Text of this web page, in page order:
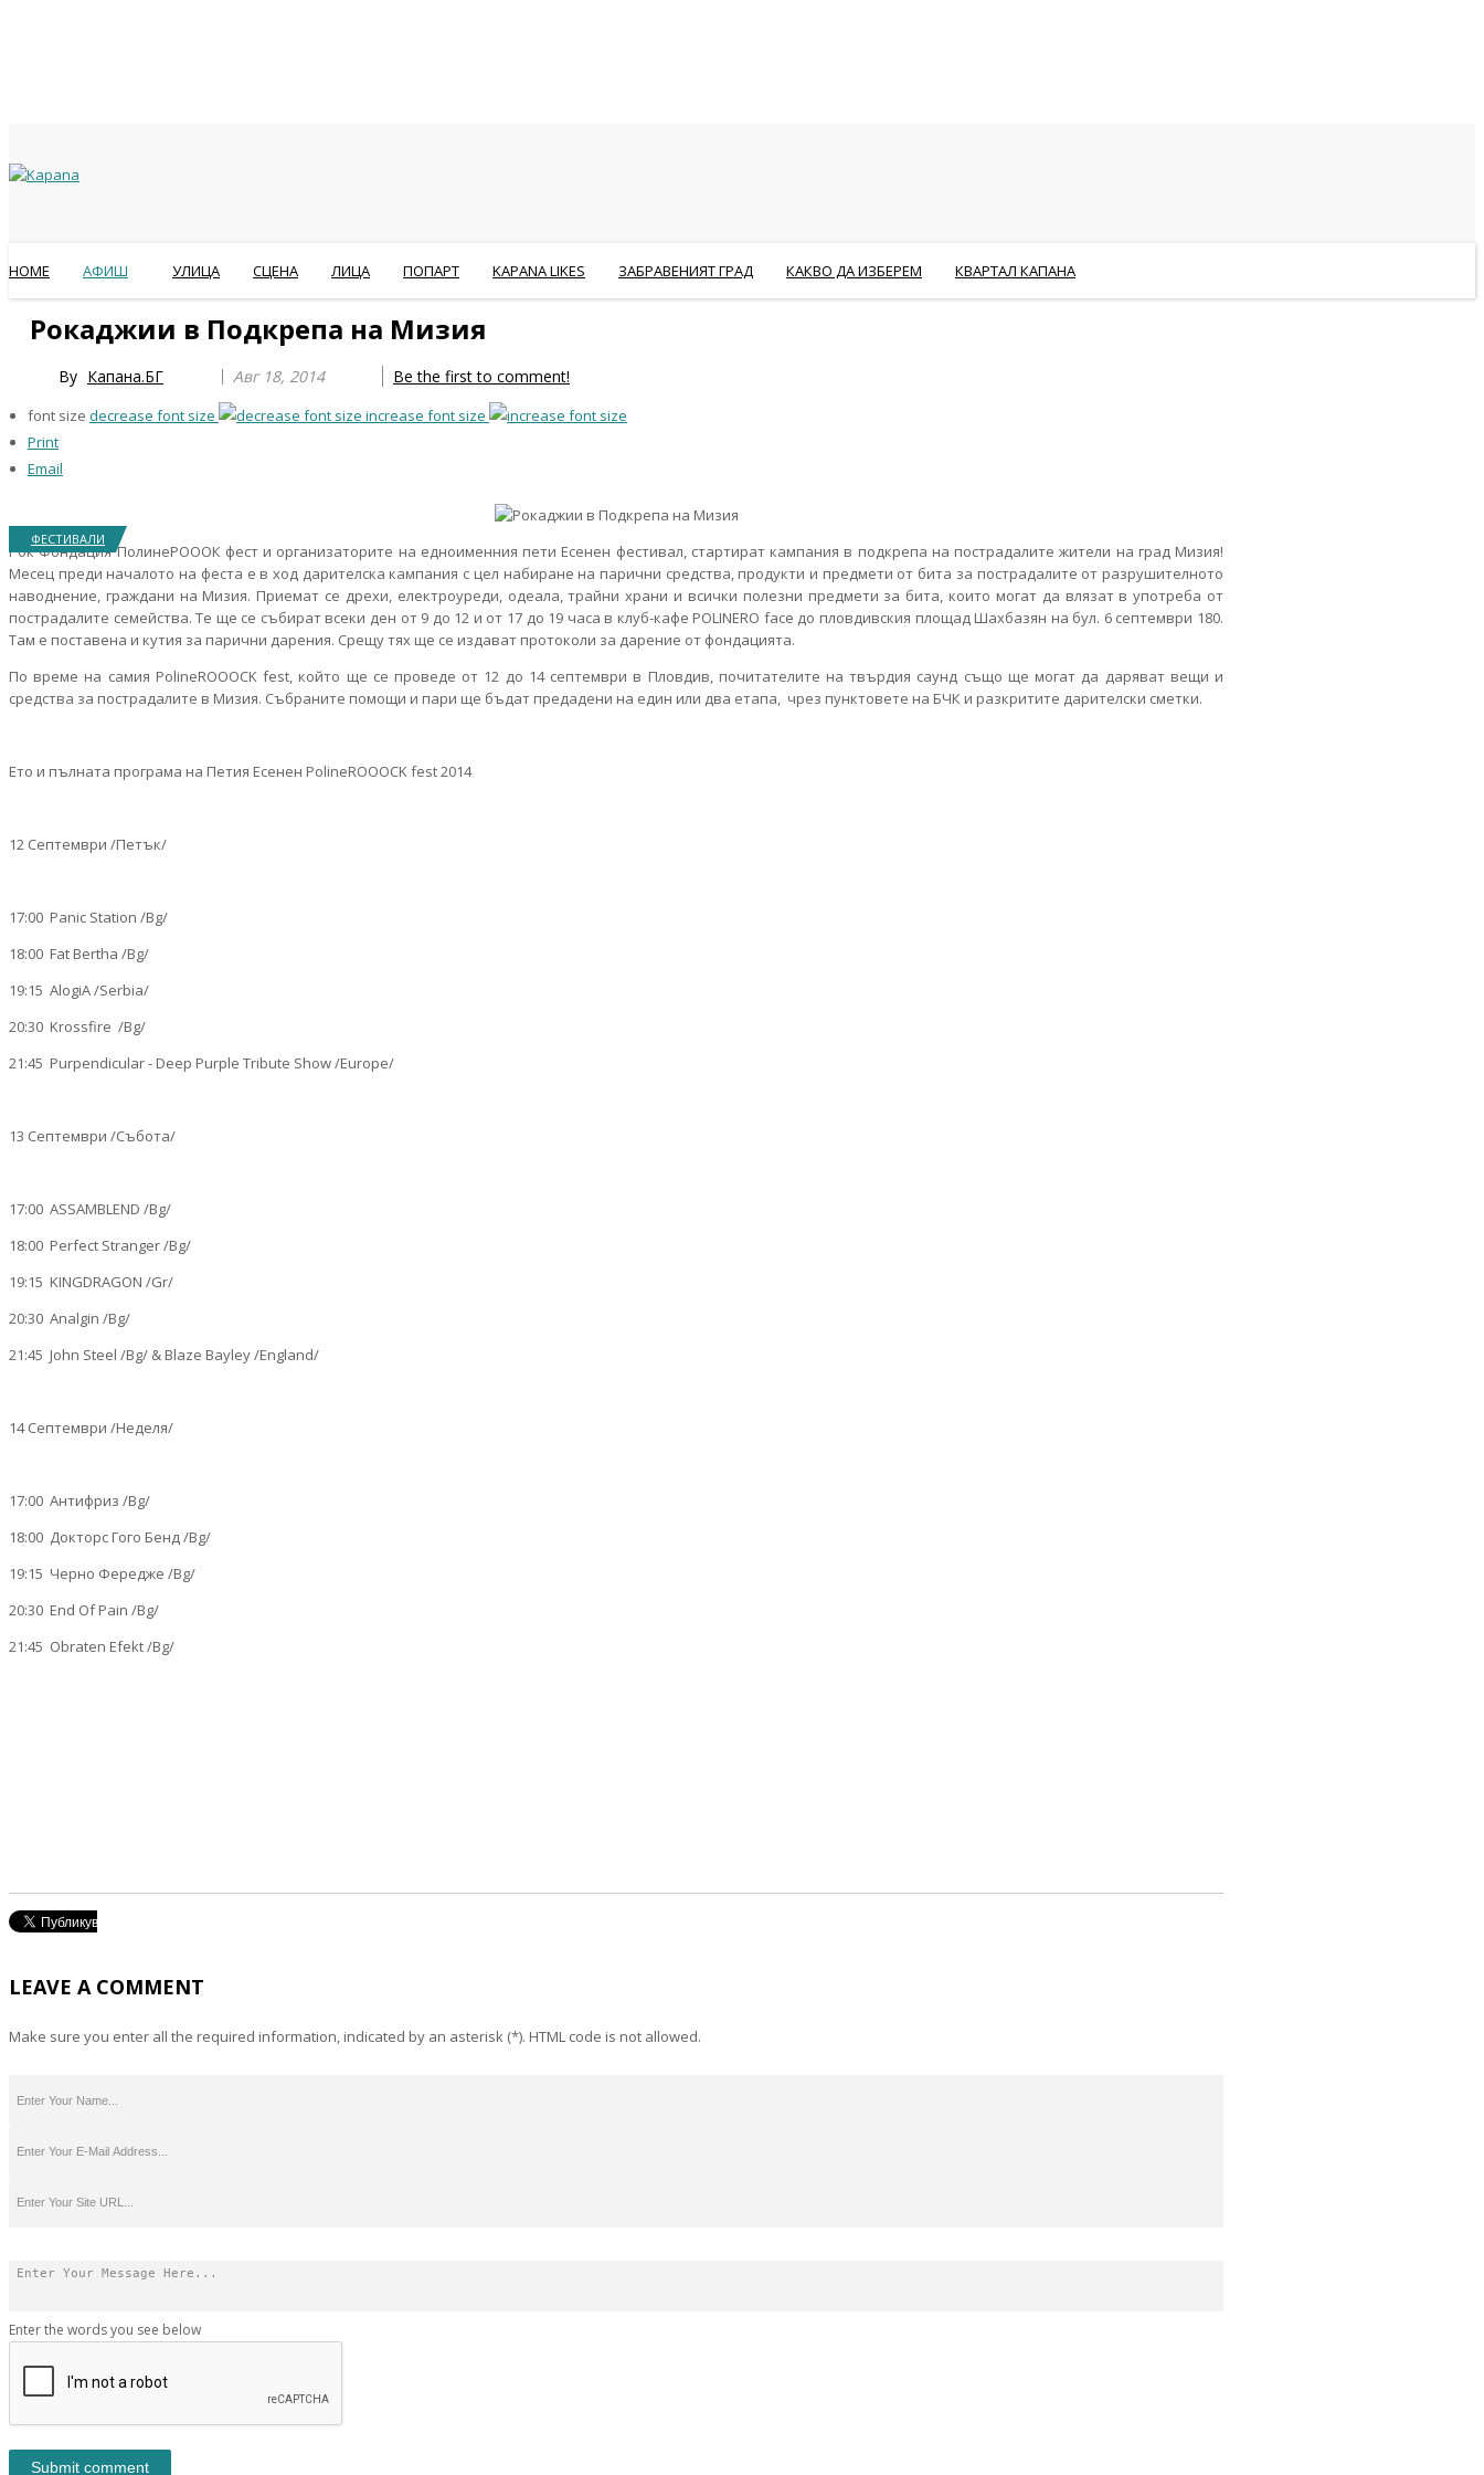
HOME АФИШ УЛИЦА СЦЕНА ЛИЦА ПОПАРТ KAPANA LIKES ЗАБРАВЕНИЯТ ГРАД КАКВО ДА ИЗБЕРЕМ КВАРТАЛ КАПАНА
Рокаджии в Подкрепа на Мизия
By Капана.БГ Авг 18, 2014 Be the first to comment!
font size decrease font size
increase font size
Print
Email
ФЕСТИВАЛИ
Рок Фондация ПолинеРОООК фест и организаторите на едноименния пети Есенен фестивал, стартират кампания в подкрепа на пострадалите жители на град Мизия!
Месец преди началото на феста е в ход дарителска кампания с цел набиране на парични средства, продукти и предмети от бита за пострадалите от разрушителното
наводнение, граждани на Мизия. Приемат се дрехи, електроуреди, одеала, трайни храни и всички полезни предмети за бита, които могат да влязат в употреба от
пострадалите семейства. Те ще се събират всеки ден от 9 до 12 и от 17 до 19 часа в клуб-кафе POLINERO face до пловдивския площад Шахбазян на бул. 6 септември 180.
Там е поставена и кутия за парични дарения. Срещу тях ще се издават протоколи за дарение от фондацията.
По време на самия PolineROOOCK fest, който ще се проведе от 12 до 14 септември в Пловдив, почитателите на твърдия саунд също ще могат да даряват вещи и
средства за пострадалите в Мизия. Събраните помощи и пари ще бъдат предадени на един или два етапа, чрез пунктовете на БЧК и разкритите дарителски сметки.
Ето и пълната програма на Петия Есенен PolineROOOCK fest 2014
12 Септември /Петък/
17:00 Panic Station /Bg/
18:00 Fat Bertha /Bg/
19:15 AlogiA /Serbia/
20:30 Krossfire /Bg/
21:45 Purpendicular - Deep Purple Tribute Show /Europе/
13 Септември /Събота/
17:00 ASSAMBLEND /Bg/
18:00 Perfect Stranger /Bg/
19:15 KINGDRAGON /Gr/
20:30 Analgin /Bg/
21:45 John Steel /Bg/ & Blaze Bayley /England/
14 Септември /Неделя/
17:00 Антифриз /Bg/
18:00 Докторс Гого Бенд /Bg/
19:15 Черно Фередже /Bg/
20:30 End Of Pain /Bg/
21:45 Obraten Efekt /Bg/
LEAVE A COMMENT
Make sure you enter all the required information, indicated by an asterisk (*). HTML code is not allowed.
Enter the words you see below
Year
Month
Year
Month